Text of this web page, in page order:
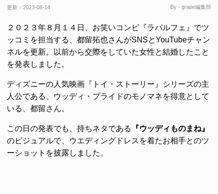
更新： 2023-08-14 By - grape編集部
２０２３年８月１４日、お笑いコンビ『ラパルフェ』でツ
ッコミを担当する、都留拓也さんがSNSとYouTubeチャン
ネルを更新。以前から交際をしていた女性と結婚したこと
を発表しました。
ディズニーの人気映画『トイ・ストーリー』シリーズの主
人公である、ウッディ・プライドのモノマネを得意として
いる、都留さん。
この日の発表でも、持ちネタである
『ウッディものまね』
のビジュアルで、ウエディングドレスを着たお相手とのツ
ーショットを披露しました。